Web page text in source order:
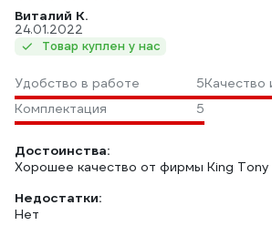
Виталий К.
24.01.2022
Товар куплен у нас
Удобство в работе 5Качество
Комплектация
5
Достоинства:
Хорошее качество от фирмы King Tony
Недостатки:
Нет